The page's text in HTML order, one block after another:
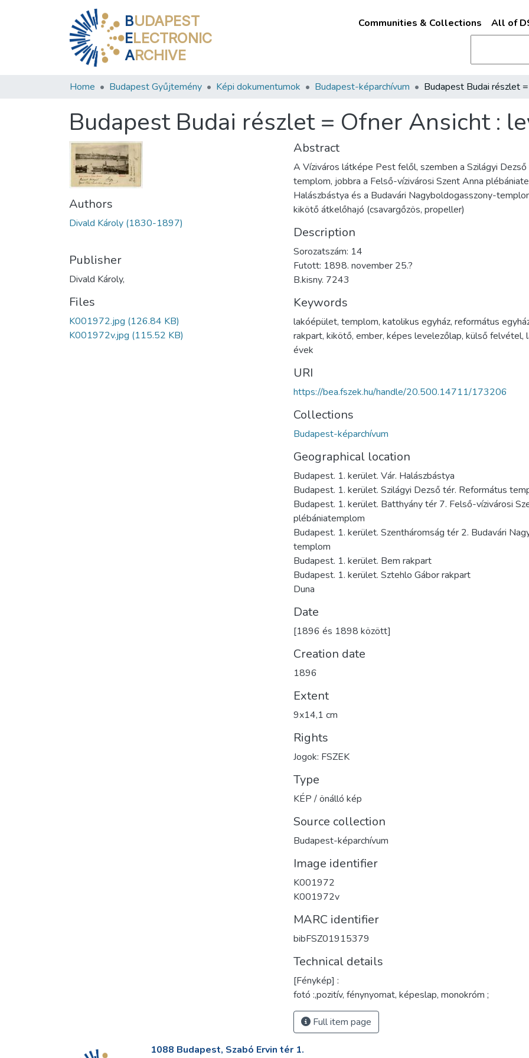
BUDAPEST
ELECTRONIC
ARCHIVE
Communities & Collections All of
Home Budapest Gyűjtemény Képi dokumentumok Budapest-képarchívum
Budapest Budai részlet = Ofner Ansicht :
Authors
Divald Károly (1830-1897)
Publisher
Divald Károly,
Files
K001972.jpg (126.84 KB)
K001972v.jpg (115.52 KB)
Abstract
A Víziváros látképe Pest felől, szemben a Szilágyi
templom, jobbra a Felső-vízivárosi Szent Anna
Halászbástya és a Budavári Nagyboldogasszony-
kikötő átkelőhajó (csavargőzös, propeller)
Description
Sorozatszám: 14
Futott: 1898. november 25.?
B.kisny. 7243
Keywords
lakóépület, templom, katolikus egyház, református
rakpart, kikötő, ember, képes levelezőlap, külső felvétel,
évek
URI
https://bea.fszek.hu/handle/20.500.14711/173206
Collections
Budapest-képarchívum
Geographical location
Budapest. 1. kerület. Vár. Halászbástya
Budapest. 1. kerület. Szilágyi Dezső tér. Református
Budapest. 1. kerület. Batthyány tér 7. Felső-vízivárosi
plébániatemplom
Budapest. 1. kerület. Szentháromság tér 2. Budavári
templom
Budapest. 1. kerület. Bem rakpart
Budapest. 1. kerület. Sztehlo Gábor rakpart
Duna
Date
[1896 és 1898 között]
Creation date
1896
Extent
9x14,1 cm
Rights
Jogok: FSZEK
Type
KÉP / önálló kép
Source collection
Budapest-képarchívum
Image identifier
K001972
K001972v
MARC identifier
bibFSZ01915379
Technical details
[Fénykép] :
fotó :,pozitív, fénynyomat, képeslap, monokróm ;
Full item page
1088 Budapest, Szabó Ervin tér 1.